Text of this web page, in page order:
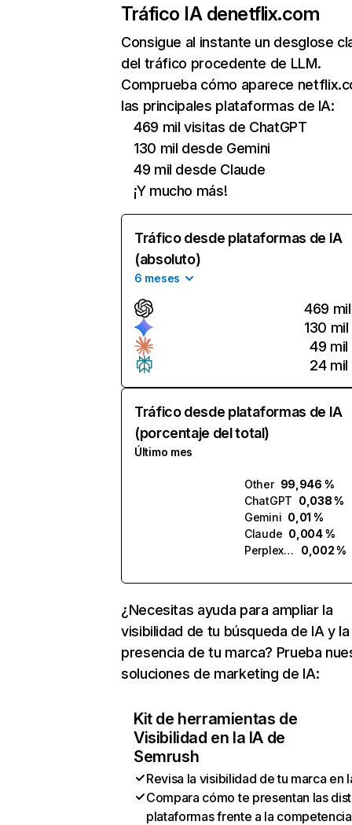
Tráfico IA denetflix.com
Consigue al instante un desglose
del tráfico procedente de LLM.
Comprueba cómo aparece
las principales plataformas de IA:
469 mil visitas de ChatGPT
130 mil desde Gemini
49 mil desde Claude
¡Y mucho más!
Tráfico desde plataformas de IA
(absoluto)
6 meses
469 mil
130 mil
49 mil
24 mil
Tráfico desde plataformas de IA
(porcentaje del total)
Último mes
Other 99,946 %
ChatGPT 0,038 %
Gemini 0,01 %
Claude 0,004 %
Perplexity
0,002 %
¿Necesitas ayuda para ampliar la
visibilidad de tu búsqueda de IA y la
presencia de tu marca? Prueba
soluciones de marketing de IA:
Kit de herramientas de
Visibilidad en la IA de
Semrush
Revisa la visibilidad de tu marca en
Compara cómo te presentan las
plataformas frente a la competencia